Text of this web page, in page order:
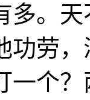
多。
功劳
一个